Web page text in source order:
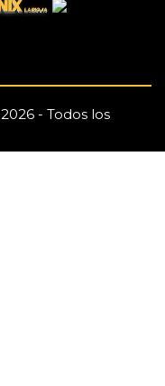
- Todos los